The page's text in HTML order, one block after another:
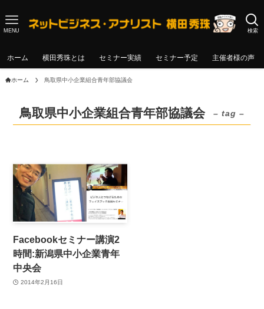
検索
MENU
ホーム 横田秀珠とは セミナー実績 セミナー予定 主催者様の声
ホーム 鳥取県中小企業組合青年部協議会
鳥取県中小企業組合青年部協議会 – tag –
Facebookセミナー講演2
時間:新潟県中小企業青年
中央会
2014年2月16日